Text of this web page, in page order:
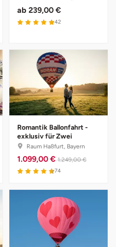
ab 239,00 €
42
Romantik Ballonfahrt -
exklusiv für Zwei
Raum Haßfurt, Bayern
1.099,00 € 1.249,00 €
74